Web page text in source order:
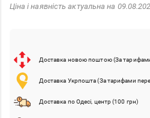
Ціна і наявність актуальна на
Доставка новою поштою (За тарифами
Доставка Укрпошта (За тарифами
Доставка по Одесі, центр (100 грн)